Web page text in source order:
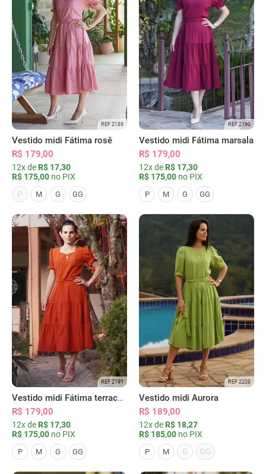
REF 2189
Vestido midi Fátima rosê
R$ 179,00
12x de R$ 17,30
R$ 175,00 no PIX
P
M G GG
REF 2190
Vestido midi Fátima marsala
R$ 179,00
12x de R$ 17,30
R$ 175,00 no PIX
P M G GG
REF 2191
Vestido midi Fátima terracota
R$ 179,00
12x de R$ 17,30
R$ 175,00 no PIX
P M G GG
REF 2208
Vestido midi Aurora
R$ 189,00
12x de R$ 18,27
R$ 185,00 no PIX
P M G GG